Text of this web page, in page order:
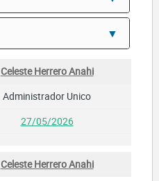
Celeste Herrero Anahi
Administrador Unico
27/05/2026
Celeste Herrero Anahi